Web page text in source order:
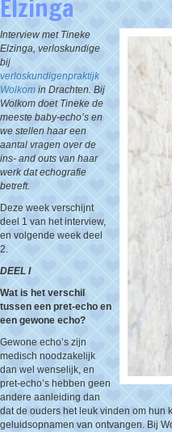
Elzinga
Interview met Tineke
Elzinga, verloskundige
bij
verloskundigenpraktijk
Wolkom in Drachten. Bij
Wolkom doet Tineke de
meeste baby-echo’s en
we stellen haar een
aantal vragen over de
ins- and outs van haar
werk dat echografie
betreft.
Deze week verschijnt
deel 1 van het interview,
en volgende week deel
2.
DEEL I
Wat is het verschil
tussen een pret-echo en
een gewone echo?
Gewone echo’s zijn
medisch noodzakelijk
dan wel wenselijk, en
pret-echo’s hebben geen
andere aanleiding dan
dat de ouders het leuk vinden om hun
geluidsopnamen van ontvangen. Bij